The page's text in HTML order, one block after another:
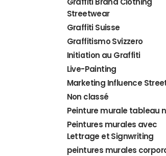
Streetwear
Graffiti Suisse
Graffitismo Svizzero
Initiation au Graffiti
Live-Painting
Marketing Influence
Non classé
Peinture murale tableau
Peintures murales avec
Lettrage et Signwriting
peintures murales